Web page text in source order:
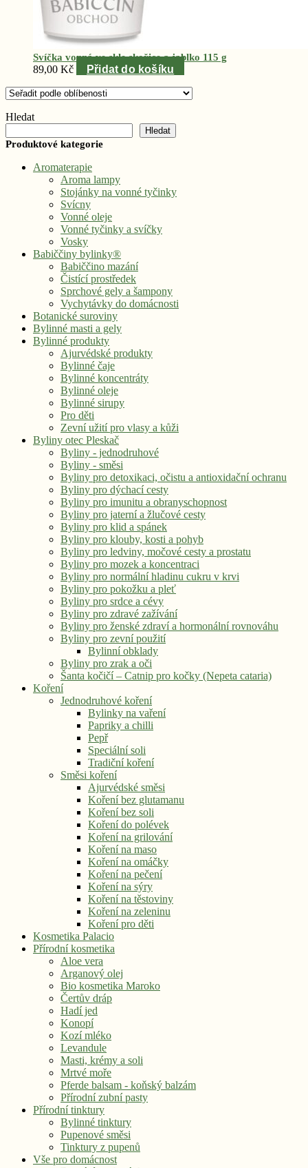
Svíčka vonná ve skle skořice a jablko 115 g
89,00 Kč Přidat do košíku
Seřazeno
oblíbenosti
Hledat
Hledat
Produktové kategorie
Aromaterapie
Aroma lampy
Stojánky na vonné tyčinky
Svícny
Vonné oleje
Vonné tyčinky a svíčky
Vosky
Babiččiny bylinky®
Babiččino mazání
Čistící prostředek
Sprchové gely a šampony
Vychytávky do domácnosti
Botanické suroviny
Bylinné masti a gely
Bylinné produkty
Ajurvédské produkty
Bylinné čaje
Bylinné koncentráty
Bylinné oleje
Bylinné sirupy
Pro děti
Zevní užití pro vlasy a kůži
Byliny otec Pleskač
Byliny - jednodruhové
Byliny - směsi
Byliny pro detoxikaci, očistu a antioxidační ochranu
Byliny pro dýchací cesty
Byliny pro imunitu a obranyschopnost
Byliny pro jaterní a žlučové cesty
Byliny pro klid a spánek
Byliny pro klouby, kosti a pohyb
Byliny pro ledviny, močové cesty a prostatu
Byliny pro mozek a koncentraci
Byliny pro normální hladinu cukru v krvi
Byliny pro pokožku a pleť
Byliny pro srdce a cévy
Byliny pro zdravé zažívání
Byliny pro ženské zdraví a hormonální rovnováhu
Byliny pro zevní použití
Bylinní obklady
Byliny pro zrak a oči
Šanta kočičí – Catnip pro kočky (Nepeta cataria)
Koření
Jednodruhové koření
Bylinky na vaření
Papriky a chilli
Pepř
Speciální soli
Tradiční koření
Směsi koření
Ajurvédské směsi
Koření bez glutamanu
Koření bez soli
Koření do polévek
Koření na grilování
Koření na maso
Koření na omáčky
Koření na pečení
Koření na sýry
Koření na těstoviny
Koření na zeleninu
Koření pro děti
Kosmetika Palacio
Přírodní kosmetika
Aloe vera
Arganový olej
Bio kosmetika Maroko
Čertův dráp
Hadí jed
Konopí
Kozí mléko
Levandule
Masti, krémy a soli
Mrtvé moře
Pferde balsam - koňský balzám
Přírodní zubní pasty
Přírodní tinktury
Bylinné tinktury
Pupenové směsi
Tinktury z pupenů
Vše pro domácnost